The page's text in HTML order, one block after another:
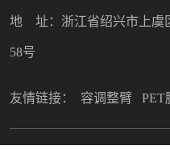
地 址：浙江省绍兴市上虞
58号
友情链接： 容调整臂 PET